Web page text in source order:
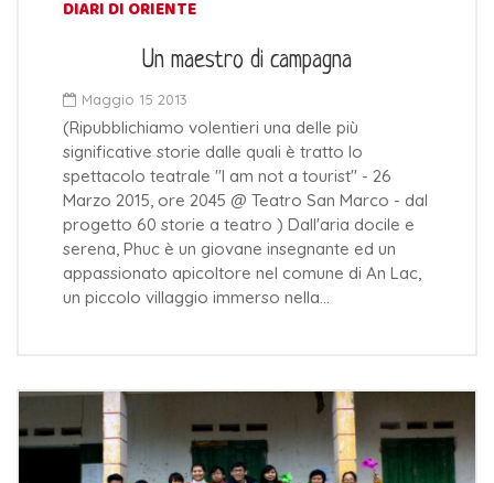
DIARI DI ORIENTE
Un maestro di campagna
Maggio 15 2013
(Ripubblichiamo volentieri una delle più
significative storie dalle quali è tratto lo
spettacolo teatrale "I am not a tourist" - 26
Marzo 2015, ore 2045 @ Teatro San Marco - dal
progetto 60 storie a teatro ) Dall'aria docile e
serena, Phuc è un giovane insegnante ed un
appassionato apicoltore nel comune di An Lac,
un piccolo villaggio immerso nella…